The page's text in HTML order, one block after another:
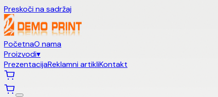
Preskoči na sadržaj
PočetnaO nama
Proizvodi▾
PrezentacijaReklamni artikliKontakt